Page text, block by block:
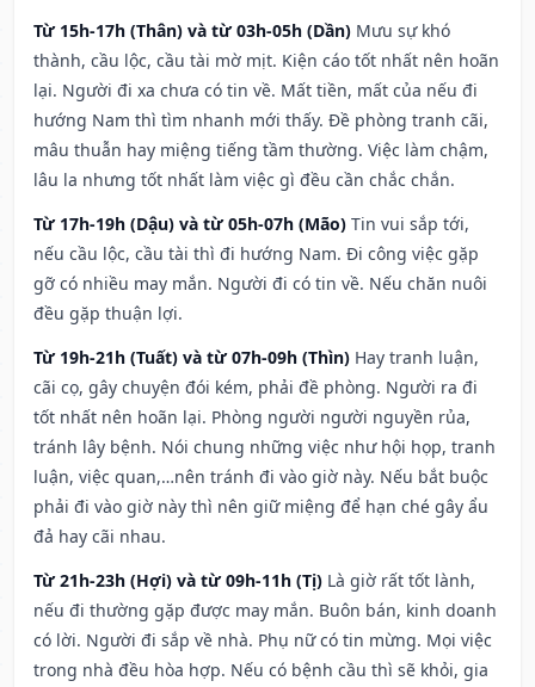
Từ 15h-17h (Thân) và từ 03h-05h (Dần) Mưu sự khó
thành, cầu lộc, cầu tài mờ mịt. Kiện cáo tốt nhất nên hoãn
lại. Người đi xa chưa có tin về. Mất tiền, mất của nếu đi
hướng Nam thì tìm nhanh mới thấy. Đề phòng tranh cãi,
mâu thuẫn hay miệng tiếng tầm thường. Việc làm chậm,
lâu la nhưng tốt nhất làm việc gì đều cần chắc chắn.
Từ 17h-19h (Dậu) và từ 05h-07h (Mão) Tin vui sắp tới,
nếu cầu lộc, cầu tài thì đi hướng Nam. Đi công việc gặp
gỡ có nhiều may mắn. Người đi có tin về. Nếu chăn nuôi
đều gặp thuận lợi.
Từ 19h-21h (Tuất) và từ 07h-09h (Thìn) Hay tranh luận,
cãi cọ, gây chuyện đói kém, phải đề phòng. Người ra đi
tốt nhất nên hoãn lại. Phòng người người nguyền rủa,
tránh lây bệnh. Nói chung những việc như hội họp, tranh
luận, việc quan,…nên tránh đi vào giờ này. Nếu bắt buộc
phải đi vào giờ này thì nên giữ miệng để hạn ché gây ẩu
đả hay cãi nhau.
Từ 21h-23h (Hợi) và từ 09h-11h (Tị) Là giờ rất tốt lành,
nếu đi thường gặp được may mắn. Buôn bán, kinh doanh
có lời. Người đi sắp về nhà. Phụ nữ có tin mừng. Mọi việc
trong nhà đều hòa hợp. Nếu có bệnh cầu thì sẽ khỏi, gia